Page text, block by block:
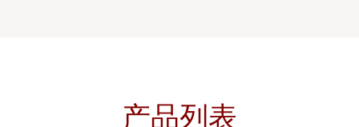
产品列表